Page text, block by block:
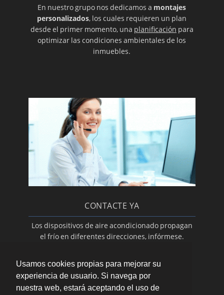
Usamos cookies propias para mejorar su
experiencia de usuario. Si navega por
nuestra web, estará aceptando el uso de
Reparación de equipos de aire acondicionado
Cassettes
Conductos
Aire acondicionado con bomba de calor
Servicio Técnico Autorizado Junkers
Reparación de calderas de microacumulación
Servicio técnico de calderas BAXI ROCA
Reparación de calderas
Aire acondicionado y calderas: contrato de
mantenimiento y revisión
Aire acondicionado de split
Servicio técnico Saunier Duval
hogar
Aire acondicionado para empresas
Servicio técnico de aire acondicionado
En nuestro grupo nos dedicamos a montajes
personalizados, los cuales requieren un plan
desde el primer momento, una planificación para
optimizar las condiciones ambientales de los
inmuebles.
CONTACTE YA
Los dispositivos de aire acondicionado propagan
el frío en diferentes direcciones, infórmese.